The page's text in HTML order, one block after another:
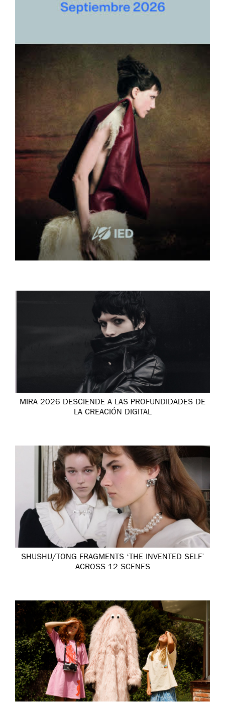
MIRA 2026 DESCIENDE A LAS PROFUNDIDADES DE
LA CREACIÓN DIGITAL
SHUSHU/TONG FRAGMENTS ‘THE INVENTED SELF’
ACROSS 12 SCENES